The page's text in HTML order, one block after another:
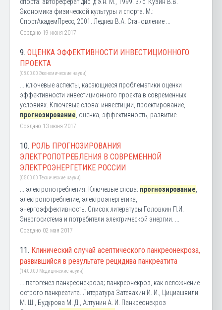
Экономика физической культуры и спорта. М.:
СпортАкадемПресс, 2001. Леднев В.А. Становление ...
Создано 19 июня 2017
9. ОЦЕНКА ЭФФЕКТИВНОСТИ ИНВЕСТИЦИОННОГО
ПРОЕКТА
(08.00.00 Экономические науки)
... ключевые аспекты, касающиеся проблематики оценки
эффективности инвестиционного проекта в современных
условиях. Ключевые слова: инвестиции, проектирование,
прогнозирование , оценка, эффективность, развитие. ...
Создано 13 июня 2017
10. РОЛЬ ПРОГНОЗИРОВАНИЯ
ЭЛЕКТРОПОТРЕБЛЕНИЯ В СОВРЕМЕННОЙ
ЭЛЕКТРОЭНЕРГЕТИКЕ РОССИИ
(05.00.00 Технические науки)
... электропотребления. Ключевые слова: прогнозирование
электропотребление, электроэнергетика,
энергоэффективность. Список литературы Головкин П.И.
Энергосистема и потребители электрической энергии. ...
Создано 02 мая 2017
11. Клинический случай асептического панкреонекроза,
развившийся в результате рецидива панкреатита
(14.00.00 Медицинские науки)
... патогенез панкреонекроза; панкреонекроз, как осложнение
острого панкреатита. Литература Затевахин И. И., Цициашвили
М. Ш., Будурова М. Д., Алтунин А. И. Панкреонекроз